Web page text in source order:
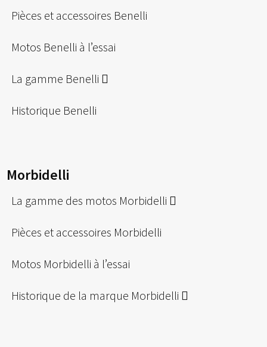
Pièces et accessoires Benelli
Motos Benelli à l’essai
La gamme Benelli
Historique Benelli
Morbidelli
La gamme des motos Morbidelli
Pièces et accessoires Morbidelli
Motos Morbidelli à l’essai
Historique de la marque Morbidelli